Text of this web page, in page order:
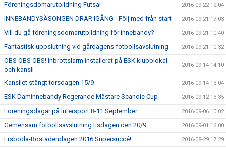
Föreningsdomarutbildning Futsal 2016-09-22 12:04
INNEBANDYSÄSONGEN DRAR IGÅNG - Följ med från start 2016-09-21 17:03
Vill du gå föreningsdomarutbildning för innebandy? 2016-09-21 10:40
Fantastisk uppslutning vid gårdagens fotbollsavslutning 2016-09-21 10:32
OBS OBS OBS! Inbrottslarm installerat på ESK klubblokal
och kansli
2016-09-14 14:10
Kansliet stängt torsdagen 15/9 2016-09-14 13:04
ESK Daminnebandy Regerande Mästare Scandic Cup 2016-09-12 13:35
Föreningsdagar på Intersport 8-11 September 2016-09-06 10:02
Gemensam fotbollsavslutning tisdagen den 20/9 2016-09-01 16:00
Ersboda-Bostadendagen 2016 Supersuccé! 2016-08-29 17:29